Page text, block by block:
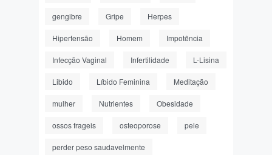
gengibre Gripe Herpes
Hipertensão Homem Impotência
Infecção Vaginal Infertilidade L-Lisina
Libido Líbido Feminina Meditação
mulher Nutrientes Obesidade
ossos frageis osteoporose pele
perder peso saudavelmente